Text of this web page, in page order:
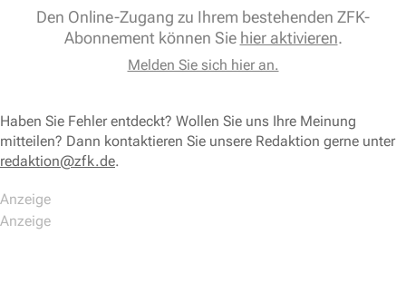
Den Online-Zugang zu Ihrem bestehenden ZFK-
Abonnement können Sie hier aktivieren.
Melden Sie sich hier an.
Haben Sie Fehler entdeckt? Wollen Sie uns Ihre Meinung
mitteilen? Dann kontaktieren Sie unsere Redaktion gerne unter
redaktion@zfk.de.